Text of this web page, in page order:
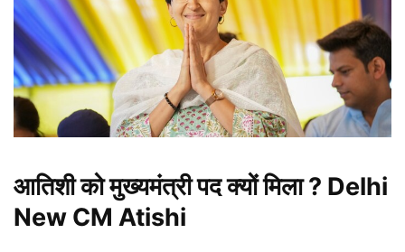
आतिशी को मुख्यमंत्री पद क्यों मिला ? Delhi
New CM Atishi